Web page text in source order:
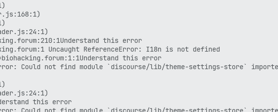
demais (usando: 506.33M) para 'Starserver-app', reiniciando
para a postagem 1485 :
this error
Uncaught ReferenceError: I18n is not defined
this error
Could not find module `discourse/lib/theme-settings-store`
this error